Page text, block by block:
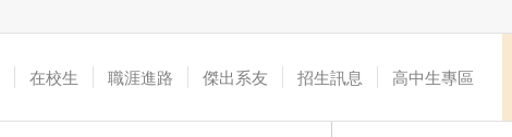
在校生 職涯進路 傑出系友 招生訊息 高中生專區